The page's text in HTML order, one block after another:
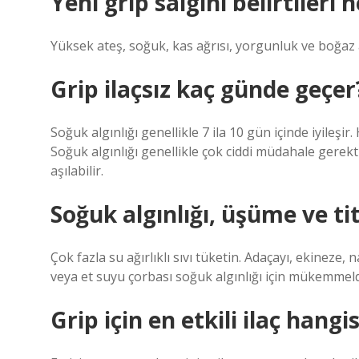
Yüksek ateş, soğuk, kas ağrısı, yorgunluk ve
Grip ilaçsız kaç günde
Soğuk algınlığı genellikle 7 ila 10 gün içinde
Soğuk algınlığı genellikle çok ciddi müdahale
aşılabilir.
Soğuk algınlığı, üşüme ve
Çok fazla su ağırlıklı sıvı tüketin. Adaçayı,
veya et suyu çorbası soğuk algınlığı için
Grip için en etkili ilaç